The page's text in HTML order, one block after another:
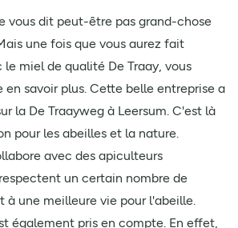
vous dit peut-être pas grand-chose
une fois que vous aurez fait
miel de qualité De Traay, vous
en savoir plus. Cette belle entreprise a
la De Traayweg à Leersum. C'est là
pour les abeilles et la nature.
avec des apiculteurs
un certain nombre de
à une meilleure vie pour l'abeille.
également pris en compte. En effet,